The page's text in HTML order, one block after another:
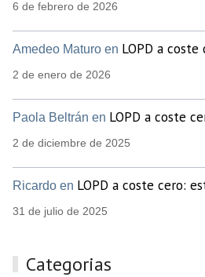
6 de febrero de 2026
Amedeo Maturo en LOPD a
2 de enero de 2026
Paola Beltrán en LOPD a coste
2 de diciembre de 2025
Ricardo en LOPD a coste cero:
31 de julio de 2025
Categorias